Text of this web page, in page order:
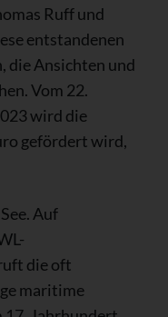
Ruff und
entstandenen
die Ansichten und
Vom 22.
wird die
gefördert wird,
Auf
die oft
maritime